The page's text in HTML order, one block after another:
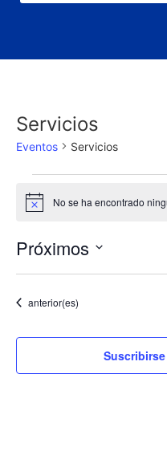
Servicios
Eventos Servicios
Aviso No se ha encontrado
Próximos
la
Eventos
anterior(es)